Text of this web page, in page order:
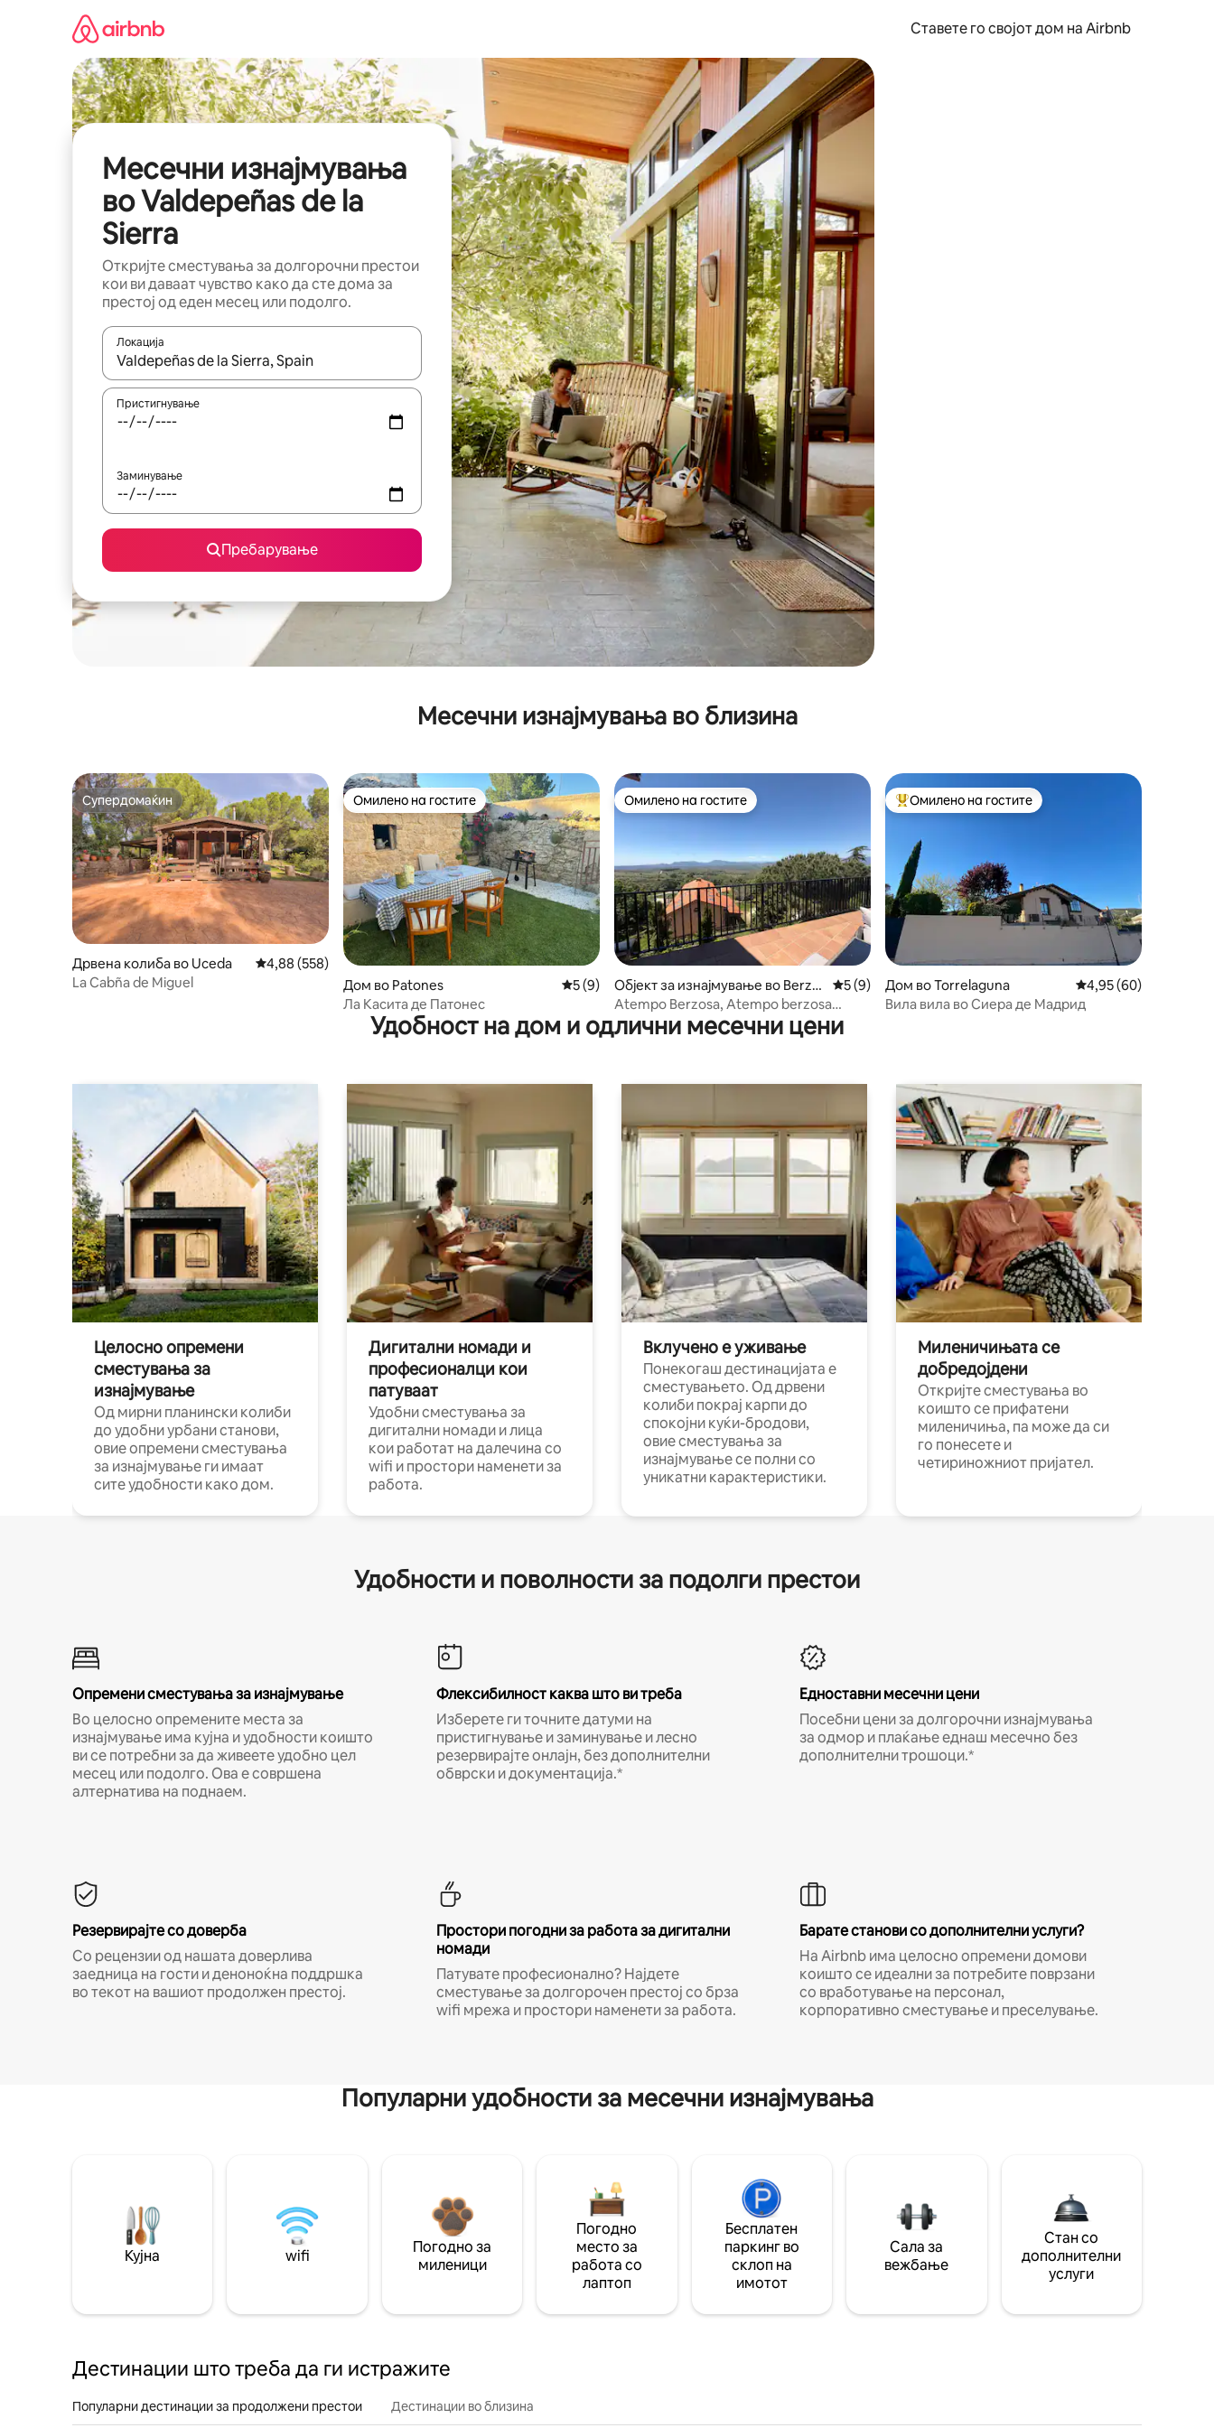
Ставете го својот дом на Airbnb
Месечни изнајмувања
во Valdepeñas de la
Sierra
Откријте сместувања за долгорочни престои
кои ви даваат чувство како да сте дома за
престој од еден месец или подолго.
Локација
Кога резултатите се достапни, движете се со копчињата со стрелки нагоре и надолу или истражувајте со допирање или со лизгање.
Пристигнување
Заминување
Пребарување
Месечни изнајмувања во близина
Супердомаќин
Супердомаќин
Дрвена колиба во Uceda Просечна оцена: 4,88 од 5, 558 рецензии
4,88 (558)
La Cabña de Miguel
Омилено на гостите
Омилено на гостите
Дом во Patones Просечна оцена: 5 од 5, 9 рецензии
5 (9)
Ла Касита де Патонес
Омилено на гостите
Омилено на гостите
Објект за изнајмување во Berzo
sa del Lozoya
Просечна оцена: 5 од 5, 9 рецензии
5 (9)
Atempo Berzosa, Atempo berzosa
маслинка
Меѓу најуспешните „Омилени на гостите“
Омилено на гостите
Дом во Torrelaguna Просечна оцена:
4,95 (60)
Вила вила во Сиера де Мадрид
Удобност на дом и одлични месечни цени
Целосно опремени
сместувања за
изнајмување
Од мирни планински колиби
до удобни урбани станови,
овие опремени сместувања
за изнајмување ги имаат
сите удобности како дом.
Дигитални номади и
професионалци кои
патуваат
Удобни сместувања за
дигитални номади и лица
кои работат на далечина со
wifi и простори наменети за
работа.
Вклучено е уживање
Понекогаш дестинацијата е
сместувањето. Од дрвени
колиби покрај карпи до
спокојни куќи-бродови,
овие сместувања за
изнајмување се полни со
уникатни карактеристики.
Миленичињата се
добредојдени
Откријте сместувања во
коишто се прифатени
миленичиња, па може да си
го понесете и
четириножниот пријател.
Удобности и поволности за подолги престои
Опремени сместувања за изнајмување
Во целосно опремените места за
изнајмување има кујна и удобности коишто
ви се потребни за да живеете удобно цел
месец или подолго. Ова е совршена
алтернатива на поднаем.
Флексибилност каква што ви треба
Изберете ги точните датуми на
пристигнување и заминување и лесно
резервирајте онлајн, без дополнителни
обврски и документација.*
Едноставни месечни цени
Посебни цени за долгорочни изнајмувања
за одмор и плаќање еднаш месечно без
дополнителни трошоци.*
Резервирајте со доверба
Со рецензии од нашата доверлива
заедница на гости и деноноќна поддршка
во текот на вашиот продолжен престој.
Простори погодни за работа за дигитални
номади
Патувате професионално? Најдете
сместување за долгорочен престој со брза
wifi мрежа и простори наменети за работа.
Барате станови со дополнителни услуги?
На Airbnb има целосно опремени домови
коишто се идеални за потребите поврзани
со вработување на персонал,
корпоративно сместување и преселување.
Популарни удобности за месечни изнајмувања
Кујна wifi
Погодно за
миленици
Погодно
место за
работа со
лаптоп
Бесплатен
паркинг во
склоп на
имотот
Сала за
вежбање
Стан со
дополнителни
услуги
Дестинации што треба да ги истражите
Популарни дестинации за продолжени престои Дестинации во близина